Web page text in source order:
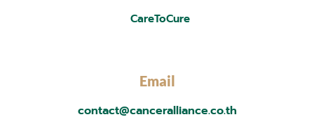
CareToCure
Email
contact@canceralliance.co.th